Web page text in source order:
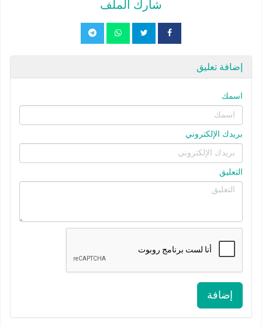
شارك الملف
إضافة تعليق
اسمك
بريدك الإلكتروني
التعليق
إضافة